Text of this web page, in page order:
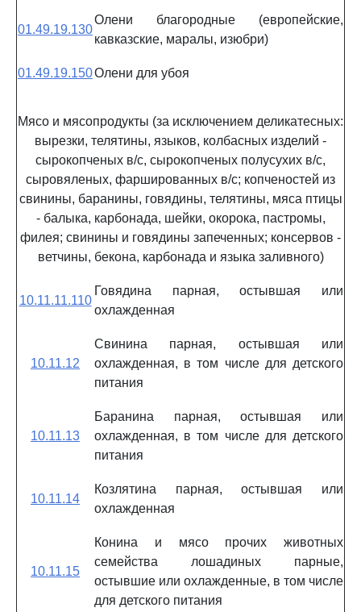
01.49.19.130
Олени благородные (европейские,
кавказские, маралы, изюбри)
01.49.19.150Олени для убоя
Мясо и мясопродукты (за исключением деликатесных:
вырезки, телятины, языков, колбасных изделий -
сырокопченых в/с, сырокопченых полусухих в/с,
сыровяленых, фаршированных в/с; копченостей из
свинины, баранины, говядины, телятины, мяса птицы
- балыка, карбонада, шейки, окорока, пастромы,
филея; свинины и говядины запеченных; консервов -
ветчины, бекона, карбонада и языка заливного)
10.11.11.110
Говядина парная, остывшая или
охлажденная
10.11.12
Свинина парная, остывшая или
охлажденная, в том числе для детского
питания
10.11.13
Баранина парная, остывшая или
охлажденная, в том числе для детского
питания
10.11.14
Козлятина парная, остывшая или
охлажденная
10.11.15
Конина и мясо прочих животных
семейства лошадиных парные,
остывшие или охлажденные, в том числе
для детского питания